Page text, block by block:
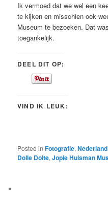
Ik vermoed dat we wel een
te kijken en misschien ook
Museum te bezoeken. Dat
toegankelijk.
DEEL DIT OP:
VIND IK LEUK:
Posted in Fotografie,Nederland
Dolle Dolte,Jopie Huisman